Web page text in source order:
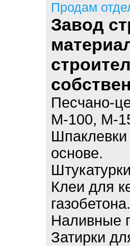
Продам
Завод
Песчано-
М-100, М-
Шпаклевки
основе.
Клеи для
газобетона.
Наливные
Затирки